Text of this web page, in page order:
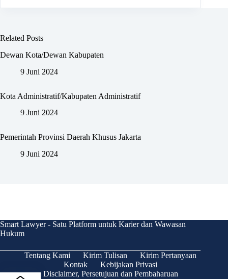
Related Posts
Dewan Kota/Dewan Kabupaten
9 Juni 2024
Kota Administratif/Kabupaten Administratif
9 Juni 2024
Pemerintah Provinsi Daerah Khusus Jakarta
9 Juni 2024
Smart Lawyer - Satu Platform untuk Karier dan Wawasan
Hukum
Tentang Kami Kirim Tulisan
Kirim Pertanyaan
Kontak
Kebijakan Privasi
Disclaimer, Persetujuan dan Pembaharuan